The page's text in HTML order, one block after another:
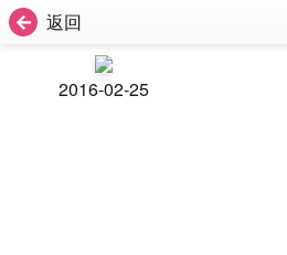
返回
2016-02-25